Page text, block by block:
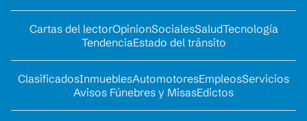
Cartas del lectorOpinionSocialesSaludTecnología
TendenciaEstado del tránsito
ClasificadosInmueblesAutomotoresEmpleosServicios
Avisos Fúnebres y MisasEdictos